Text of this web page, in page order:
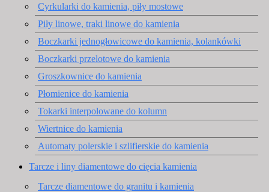
Cyrkularki do kamienia, piły mostowe
Piły linowe, traki linowe do kamienia
Boczkarki jednogłowicowe do kamienia, kolankówki
Boczkarki przelotowe do kamienia
Groszkownice do kamienia
Płomienice do kamienia
Tokarki interpolowane do kolumn
Wiertnice do kamienia
Automaty polerskie i szlifierskie do kamienia
Tarcze i liny diamentowe do cięcia kamienia
Tarcze diamentowe do granitu i kamienia